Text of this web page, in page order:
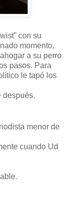
con su
momento,
a su perro
pasos. Para
le tapó los
después.
menor de
cuando Ud